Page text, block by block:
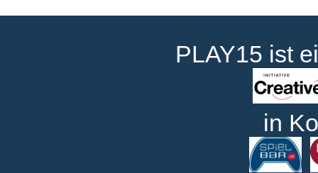
PLAY15 ist
in